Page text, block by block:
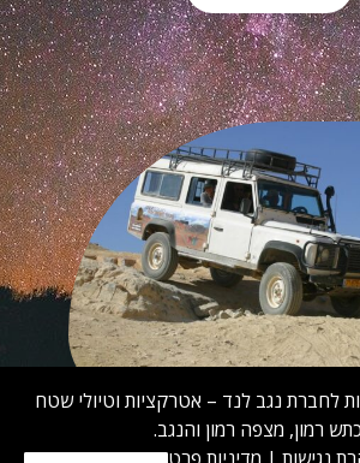
לחברת נגב לנד – אטרקציות וטיולי שטח
רמון, מצפה רמון והנגב.